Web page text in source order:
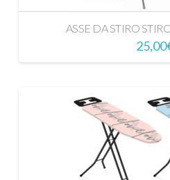
ASSE DA STIRO
25,00